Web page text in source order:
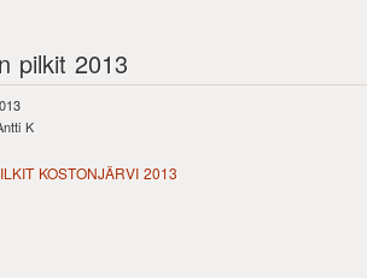
pilkit 2013
K
KOSTONJÄRVI 2013